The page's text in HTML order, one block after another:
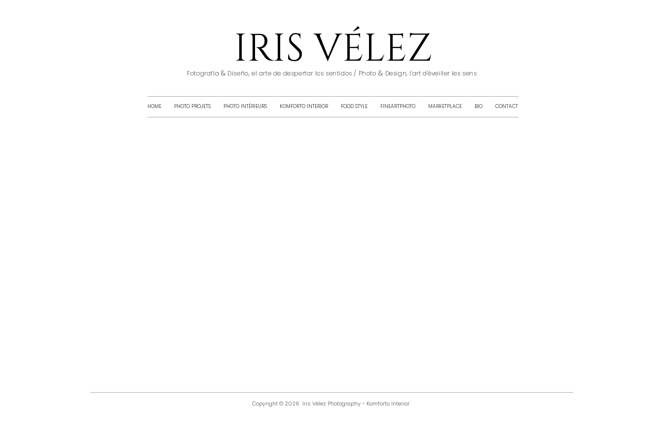
IRIS VÉLEZ
Fotografía & Diseño, el arte de despertar los sentidos / Photo & Design, l'art d'éveiller les sens
HOME PHOTO PROJETS PHOTO INTÉRIEURS KOMFORTO INTERIOR FOOD STYLE FINEARTPHOTO MARKETPLACE BIO CONTACT
Copyright © 2026 Iris Vélez Photography - Komforto Interior